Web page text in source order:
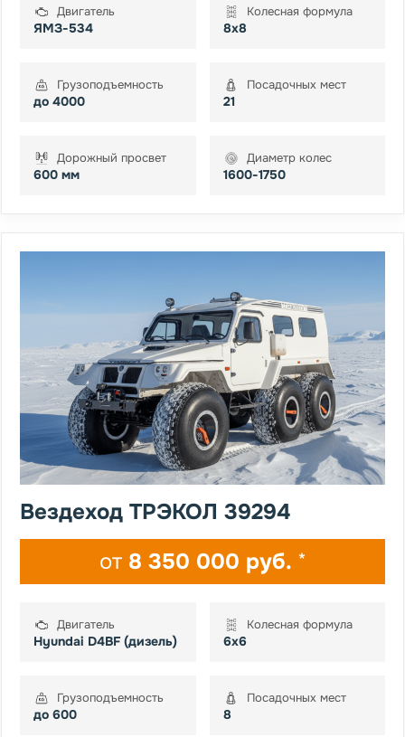
Двигатель
ЯМЗ-534
Колесная формула
8x8
Грузоподъемность
до 4000
Посадочных мест
21
Дорожный просвет
600 мм
Диаметр колес
1600-1750
Вездеход ТРЭКОЛ 39294
от 8 350 000 руб. *
Двигатель
Hyundai D4BF (дизель)
Колесная формула
6х6
Грузоподъемность
до 600
Посадочных мест
8